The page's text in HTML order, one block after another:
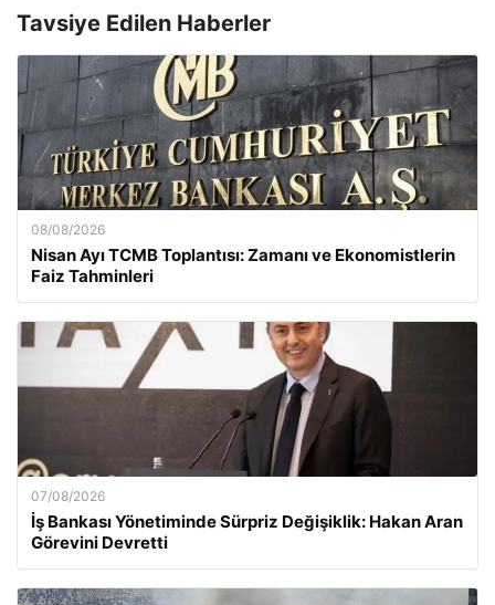
Tavsiye Edilen Haberler
08/08/2026
Nisan Ayı TCMB Toplantısı: Zamanı ve Ekonomistlerin
Faiz Tahminleri
07/08/2026
İş Bankası Yönetiminde Sürpriz Değişiklik: Hakan Aran
Görevini Devretti